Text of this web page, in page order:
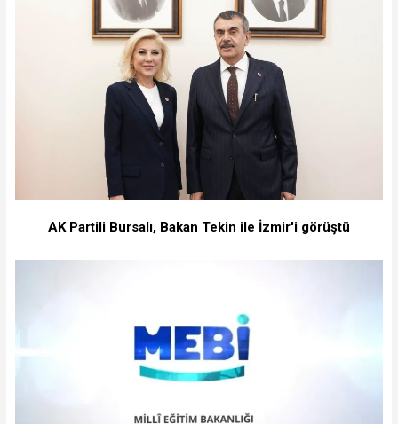
AK Partili Bursalı, Bakan Tekin ile İzmir'i görüştü